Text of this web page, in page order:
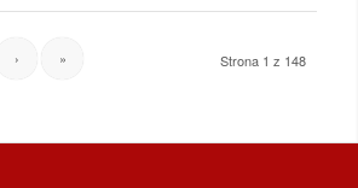
Strona 1 z 148
› »